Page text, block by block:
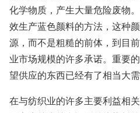
化学物质，产生大量危险废物
效生产蓝色颜料的方法，这种
源，而不是粗糙的前体，到目
业市场规模的许多承诺。重要
望供应的东西已经有了相当大需
在与纺织业的许多主要利益相